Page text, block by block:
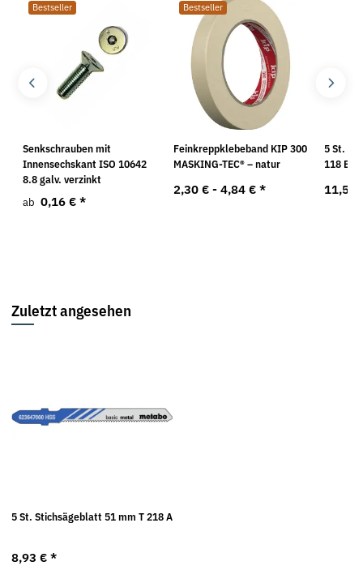
Bestseller
Senkschrauben mit
Innensechskant ISO 10642
8.8 galv. verzinkt
ab 0,16 € *
Bestseller
Feinkreppklebeband KIP 300
MASKING-TEC® – natur
2,30 € - 4,84 € *
5 St.
118 EOF
11,55
Zuletzt angesehen
5 St. Stichsägeblatt 51 mm T 218 A
8,93 € *